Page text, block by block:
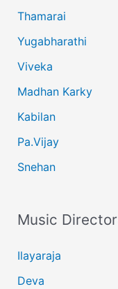
Thamarai
Yugabharathi
Viveka
Madhan Karky
Kabilan
Pa.Vijay
Snehan
Music
Ilayaraja
Deva